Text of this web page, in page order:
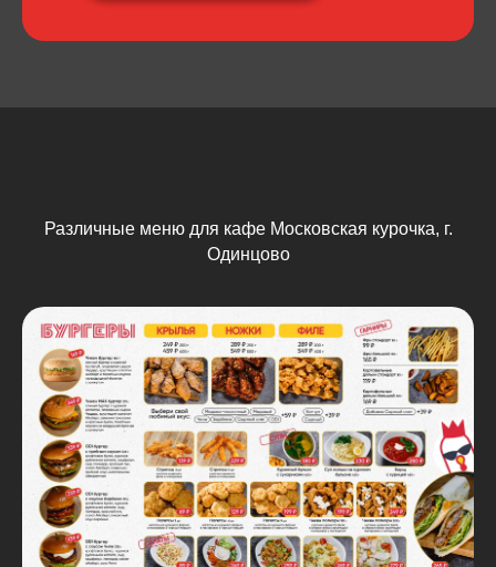
Различные меню для кафе Московская курочка, г.
Одинцово